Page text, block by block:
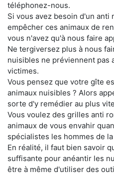
téléphonez-nous.
Si vous avez besoin d'un
empêcher ces animaux de
vous n'avez qu'à nous faire
Ne tergiversez plus à nous
nuisibles ne préviennent pas
victimes.
Vous pensez que votre gîte
animaux nuisibles ? Alors
sorte d'y remédier au plus
Vous voulez des grilles anti
animaux de vous envahir
spécialistes les hommes de
En réalité, il faut bien savoir
suffisante pour anéantir les
être à même d'utiliser des